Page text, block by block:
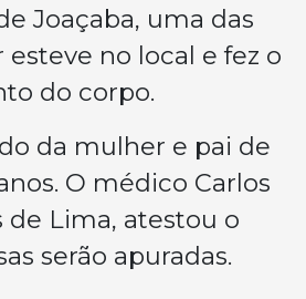
Joaçaba, uma das
no local e fez o
do corpo.
da mulher e pai de
O médico Carlos
de Lima, atestou o
serão apuradas.